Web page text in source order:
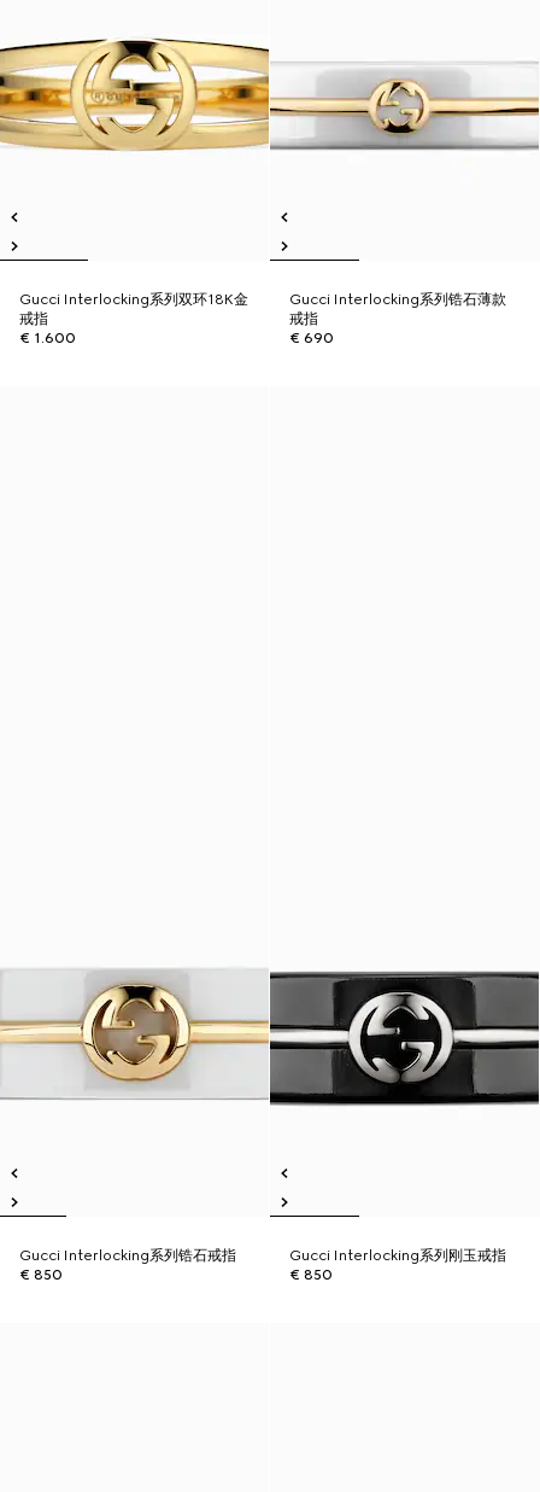
Gucci Interlocking系列双环18K金
戒指
€ 1.600
Gucci Interlocking系列锆石薄款
戒指
€ 690
Gucci Interlocking系列锆石戒指
€ 850
Gucci Interlocking系列刚玉戒指
€ 850